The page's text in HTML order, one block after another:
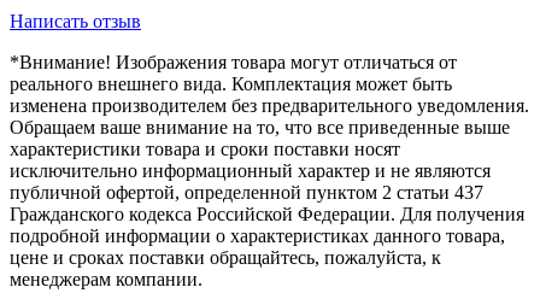
Написать отзыв
*Внимание! Изображения товара могут отличаться от
реального внешнего вида. Комплектация может быть
изменена производителем без предварительного уведомления.
Обращаем ваше внимание на то, что все приведенные выше
характеристики товара и сроки поставки носят
исключительно информационный характер и не являются
публичной офертой, определенной пунктом 2 статьи 437
Гражданского кодекса Российской Федерации. Для получения
подробной информации о характеристиках данного товара,
цене и сроках поставки обращайтесь, пожалуйста, к
менеджерам компании.